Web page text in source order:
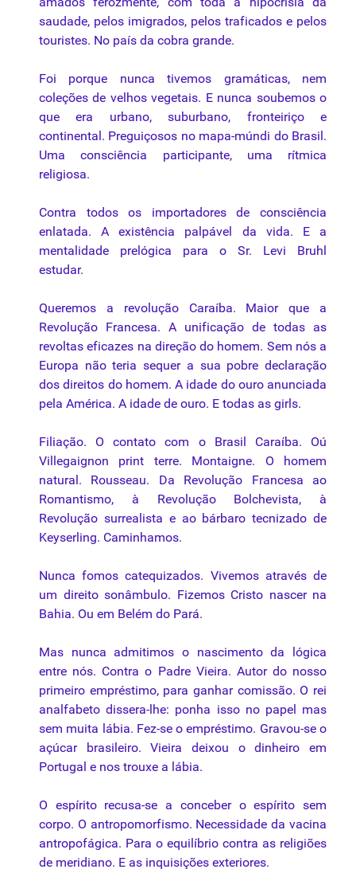
saudade, pelos imigrados, pelos traficados e pelos
touristes. No país da cobra grande.
Foi porque nunca tivemos gramáticas, nem
coleções de velhos vegetais. E nunca soubemos o
que era urbano, suburbano, fronteiriço e
continental. Preguiçosos no mapa-múndi do Brasil.
Uma consciência participante, uma rítmica
religiosa.
Contra todos os importadores de consciência
enlatada. A existência palpável da vida. E a
mentalidade prelógica para o Sr. Levi Bruhl
estudar.
Queremos a revolução Caraíba. Maior que a
Revolução Francesa. A unificação de todas as
revoltas eficazes na direção do homem. Sem nós a
Europa não teria sequer a sua pobre declaração
dos direitos do homem. A idade do ouro anunciada
pela América. A idade de ouro. E todas as girls.
Filiação. O contato com o Brasil Caraíba. Oú
Villegaignon print terre. Montaigne. O homem
natural. Rousseau. Da Revolução Francesa ao
Romantismo, à Revolução Bolchevista, à
Revolução surrealista e ao bárbaro tecnizado de
Keyserling. Caminhamos.
Nunca fomos catequizados. Vivemos através de
um direito sonâmbulo. Fizemos Cristo nascer na
Bahia. Ou em Belém do Pará.
Mas nunca admitimos o nascimento da lógica
entre nós. Contra o Padre Vieira. Autor do nosso
primeiro empréstimo, para ganhar comissão. O rei
analfabeto dissera-lhe: ponha isso no papel mas
sem muita lábia. Fez-se o empréstimo. Gravou-se o
açúcar brasileiro. Vieira deixou o dinheiro em
Portugal e nos trouxe a lábia.
O espírito recusa-se a conceber o espírito sem
corpo. O antropomorfismo. Necessidade da vacina
antropofágica. Para o equilíbrio contra as religiões
de meridiano. E as inquisições exteriores.